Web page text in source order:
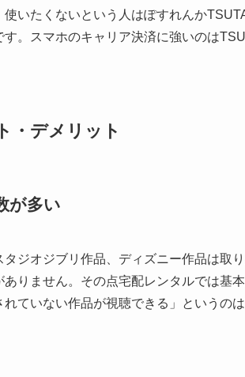
いたくないという人はぽすれんか
。スマホのキャリア決済に強いのは
・デメリット
が多い
ジオジブリ作品、ディズニー作品は取り
りません。その点宅配レンタルでは基
ていない作品が視聴できる」というの